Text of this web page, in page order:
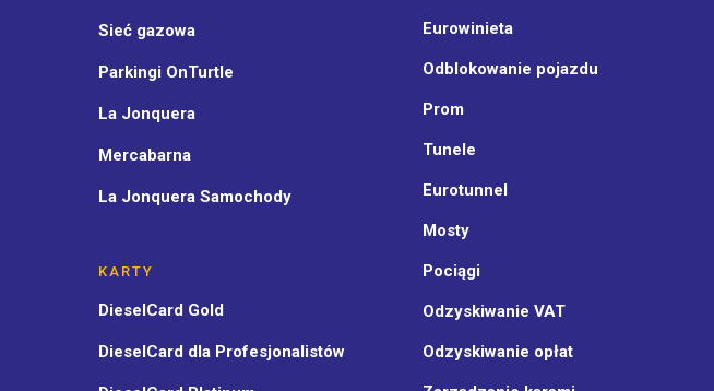
Sieć gazowa
Parkingi OnTurtle
La Jonquera
Mercabarna
La Jonquera Samochody
KARTY
DieselCard Gold
DieselCard dla Profesjonalistów
Eurowinieta
Odblokowanie pojazdu
Prom
Tunele
Eurotunnel
Mosty
Pociągi
Odzyskiwanie VAT
Odzyskiwanie opłat